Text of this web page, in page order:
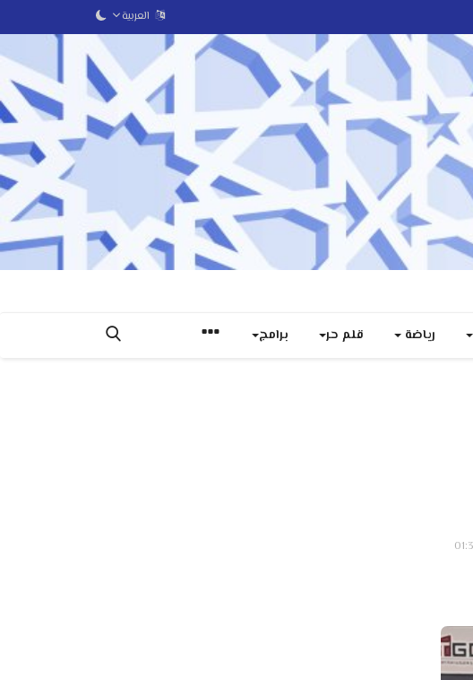
العربية
رياضة قلم حر برامج